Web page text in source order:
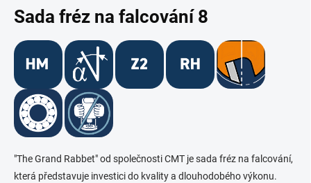
Sada fréz na falcování 8
"The Grand Rabbet" od společnosti CMT je sada fréz na falcování,
která představuje investici do kvality a dlouhodobého výkonu.